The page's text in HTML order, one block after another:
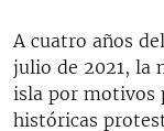
A cuatro años
julio de 2021, la
isla por motivos
históricas